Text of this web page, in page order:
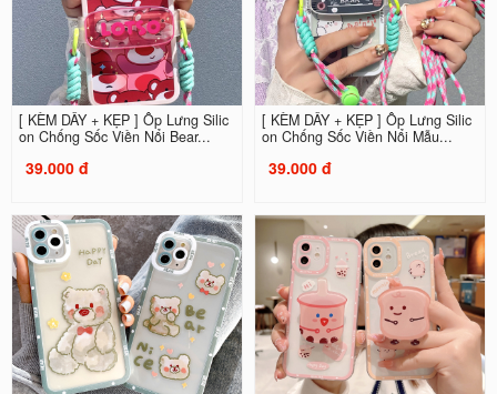
[ KÈM DÂY + KẸP ] Ốp Lưng Silic
on Chống Sốc Viền Nổi Bear...
39.000 đ
[ KÈM DÂY + KẸP ] Ốp Lưng Silic
on Chống Sốc Viền Nổi Mẫu...
39.000 đ